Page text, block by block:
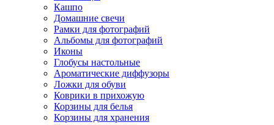
Кашпо
Домашние свечи
Рамки для фотографий
Альбомы для фотографий
Иконы
Глобусы настольные
Ароматические диффузоры
Ложки для обуви
Коврики в прихожую
Корзины для белья
Корзины для хранения